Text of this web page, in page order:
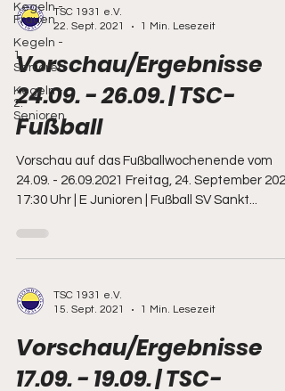
Kegeln -
Frauen
Kegeln -
1.
Senioren
Kegeln -
2.
Senioren
TSC 1931 e.V.
22. Sept. 2021
1 Min. Lesezeit
Vorschau/Ergebnisse
24.09. - 26.09. | TSC-
Fußball
Vorschau auf das Fußballwochenende vom
24.09. - 26.09.2021 Freitag, 24. September
17:30 Uhr | E Junioren | Fußball SV Sankt...
TSC 1931 e.V.
15. Sept. 2021
1 Min. Lesezeit
Vorschau/Ergebnisse
17.09. - 19.09. | TSC-